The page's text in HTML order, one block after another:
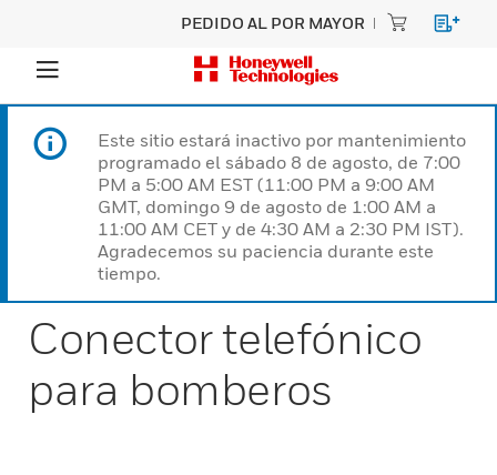
PEDIDO AL POR MAYOR
Este sitio estará inactivo por mantenimiento
programado el sábado 8 de agosto, de 7:00
PM a 5:00 AM EST (11:00 PM a 9:00 AM
GMT, domingo 9 de agosto de 1:00 AM a
11:00 AM CET y de 4:30 AM a 2:30 PM IST).
Agradecemos su paciencia durante este
tiempo.
Conector telefónico
para bomberos